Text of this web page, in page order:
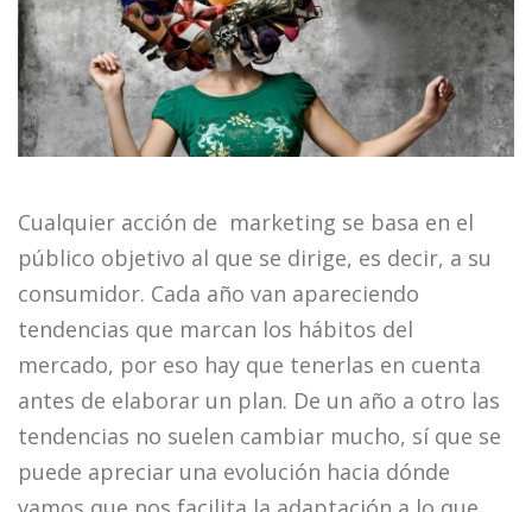
Cualquier acción de marketing se basa en el
público objetivo al que se dirige, es decir, a su
consumidor. Cada año van apareciendo
tendencias que marcan los hábitos del
mercado, por eso hay que tenerlas en cuenta
antes de elaborar un plan. De un año a otro las
tendencias no suelen cambiar mucho, sí que se
puede apreciar una evolución hacia dónde